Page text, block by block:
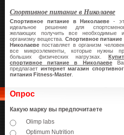
Спортивное питание в Николаеве
Спортивное питание в Николаеве -
идеальное решение для
желающих получить все необходимые
организму вещества. Спортивное питание
Николаеве поставляет в организм
все микроэлементы, которые нужны
больших физических нагрузках.
спортивное питание в Николаеве
предлагает интернет магазин
питания Fitness-Master
Опрос
Какую марку вы предпочитаете
Olimp labs
Optimum Nutrition